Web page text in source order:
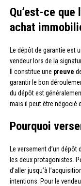
Qu’est-ce
achat
Le dépôt de garantie est
vendeur lors de la
Il constitue une preuve
garantir le bon
du dépôt est
mais il peut être négocié
Pourquoi
Le versement d’un
les deux protagonistes.
d’aller jusqu’à
intentions. Pour le